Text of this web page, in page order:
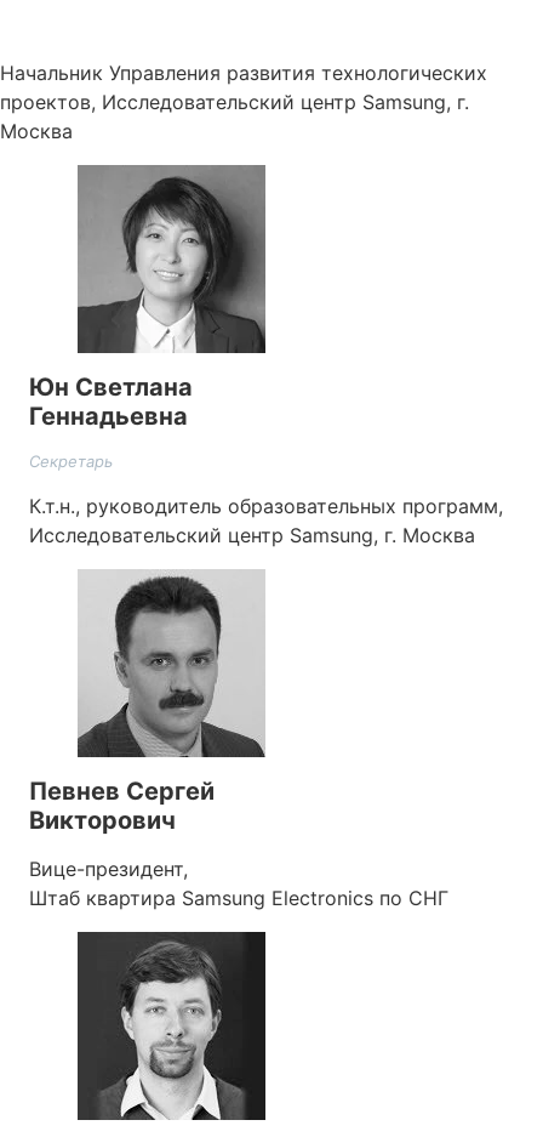
Начальник Управления развития технологических
проектов, Исследовательский центр Samsung, г.
Москва
Юн Светлана
Геннадьевна
Секретарь
К.т.н., руководитель образовательных программ,
Исследовательский центр Samsung, г. Москва
Певнев Сергей
Викторович
Вице-президент,
Штаб квартира Samsung Electronics по СНГ